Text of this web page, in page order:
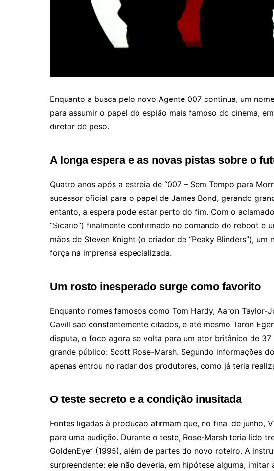
Enquanto a busca pelo novo Agente 007 continua, um
para assumir o papel do espião mais famoso do cinema,
diretor de peso.
A longa espera e as novas pistas sobre o
Quatro anos após a estreia de “007 – Sem Tempo para
sucessor oficial para o papel de James Bond, gerando
entanto, a espera pode estar perto do fim. Com o
“Sicario”) finalmente confirmado no comando do reboot e
mãos de Steven Knight (o criador de “Peaky Blinders”),
força na imprensa especializada.
Um rosto inesperado surge como favorito
Enquanto nomes famosos como Tom Hardy, Aaron Taylor-
Cavill são constantemente citados, e até mesmo Taron
disputa, o foco agora se volta para um ator britânico de
grande público: Scott Rose-Marsh. Segundo informações do
apenas entrou no radar dos produtores, como já teria
O teste secreto e a condição inusitada
Fontes ligadas à produção afirmam que, no final de junho,
para uma audição. Durante o teste, Rose-Marsh teria lido
GoldenEye” (1995), além de partes do novo roteiro. A
surpreendente: ele não deveria, em hipótese alguma,